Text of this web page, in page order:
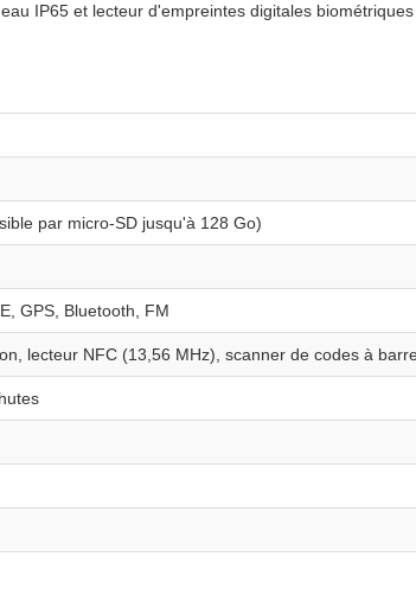
IP65 et lecteur d'empreintes digitales
par micro-SD jusqu'à 128 Go)
GPS, Bluetooth, FM
lecteur NFC (13,56 MHz), scanner de codes à